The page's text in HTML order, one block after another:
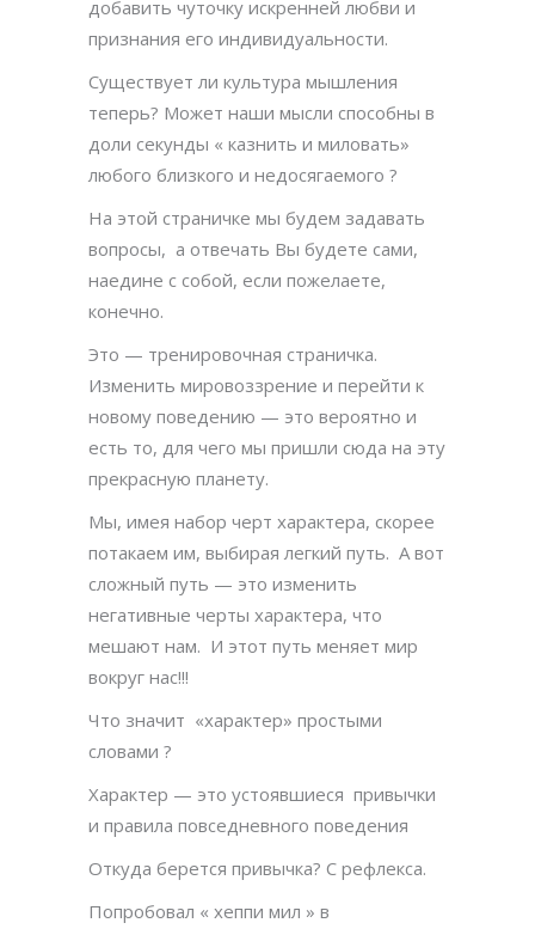
добавить чуточку искренней любви и
признания его индивидуальности.
Существует ли культура мышления
теперь? Может наши мысли способны в
доли секунды « казнить и миловать»
любого близкого и недосягаемого ?
На этой страничке мы будем задавать
вопросы, а отвечать Вы будете сами,
наедине с собой, если пожелаете,
конечно.
Это — тренировочная страничка.
Изменить мировоззрение и перейти к
новому поведению — это вероятно и
есть то, для чего мы пришли сюда на эту
прекрасную планету.
Мы, имея набор черт характера, скорее
потакаем им, выбирая легкий путь. А вот
сложный путь — это изменить
негативные черты характера, что
мешают нам. И этот путь меняет мир
вокруг нас!!!
Что значит «характер» простыми
словами ?
Характер — это устоявшиеся привычки
и правила повседневного поведения
Откуда берется привычка? С рефлекса.
Попробовал « хеппи мил » в